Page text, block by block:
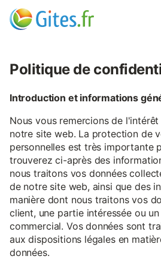
Politique de
Introduction et informations
Nous vous remercions de
notre site web. La protection de
personnelles est très importante
trouverez ci-après des
nous traitons vos données
de notre site web, ainsi que des
manière dont nous traitons vos
client, une partie intéressée ou
commercial. Vos données sont
aux dispositions légales en
données.